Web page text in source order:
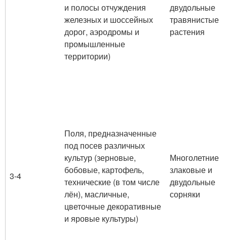
и полосы отчуждения
железных и шоссейных
дорог, аэродромы и
промышленные
территории)
двудольные
травянистые
растения
3-4
Поля, предназначенные
под посев различных
культур (зерновые,
бобовые, картофель,
технические (в том числе
лён), масличные,
цветочные декоративные
и яровые культуры)
Многолетние
злаковые и
двудольные
сорняки